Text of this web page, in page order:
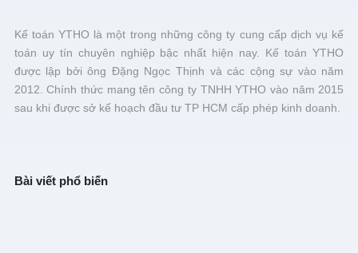
Kế toán YTHO là một trong những công ty cung cấp dịch vụ kế
toán uy tín chuyên nghiệp bậc nhất hiện nay. Kế toán YTHO
được lập bởi ông Đặng Ngọc Thịnh và các cộng sự vào năm
2012. Chính thức mang tên công ty TNHH YTHO vào năm 2015
sau khi được sở kế hoạch đầu tư TP HCM cấp phép kinh doanh.
Bài viết phổ biến